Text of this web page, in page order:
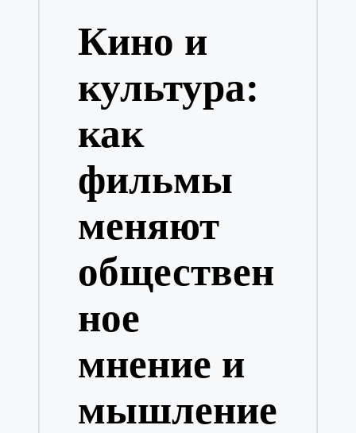
Кино и
культура:
как
фильмы
меняют
обществен
ное
мнение и
мышление